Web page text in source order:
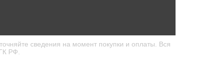
сведения на момент покупки и оплаты. Вся
РФ.